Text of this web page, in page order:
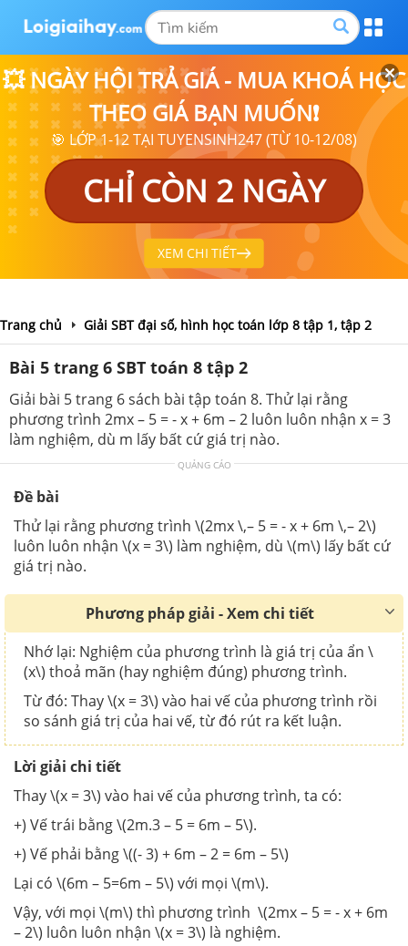
💥 NGÀY HỘI TRẢ GIÁ - MUA KHOÁ HỌC
THEO GIÁ BẠN MUỐN❗
🎯 LỚP 1-12 TẠI TUYENSINH247 (TỪ 10-12/08)
CHỈ CÒN 2 NGÀY
XEM CHI TIẾT
Trang chủ Giải SBT đại số, hình học toán lớp 8 tập 1, tập 2
Bài 5 trang 6 SBT toán 8 tập 2
Giải bài 5 trang 6 sách bài tập toán 8. Thử lại rằng
phương trình 2mx – 5 = - x + 6m – 2 luôn luôn nhận x = 3
làm nghiệm, dù m lấy bất cứ giá trị nào.
QUẢNG CÁO
Đề bài
Thử lại rằng phương trình \(2mx \,– 5 = - x + 6m \,– 2\)
luôn luôn nhận \(x = 3\) làm nghiệm, dù \(m\) lấy bất cứ
giá trị nào.
Phương pháp giải - Xem chi tiết
Nhớ lại: Nghiệm của phương trình là giá trị của ẩn \
(x\) thoả mãn (hay nghiệm đúng) phương trình.
Từ đó: Thay \(x = 3\) vào hai vế của phương trình rồi
so sánh giá trị của hai vế, từ đó rút ra kết luận.
Lời giải chi tiết
Thay \(x = 3\) vào hai vế của phương trình, ta có:
+) Vế trái bằng \(2m.3 – 5 = 6m – 5\).
+) Vế phải bằng \((- 3) + 6m – 2 = 6m – 5\)
Lại có \(6m – 5=6m – 5\) với mọi \(m\).
Vậy, với mọi \(m\) thì phương trình \(2mx – 5 = - x + 6m
– 2\) luôn luôn nhận \(x = 3\) là nghiệm.